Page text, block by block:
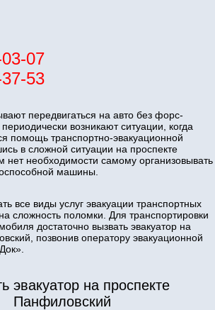
07
53
передвигаться на авто без форс-
возникают ситуации, когда
помощь транспортно-эвакуационной
в сложной ситуации на проспекте
необходимости самому организовывать
машины.
все виды услуг эвакуации транспортных
сложность поломки. Для транспортировки
достаточно вызвать эвакуатор на
позвонив оператору эвакуационной
эвакуатор на проспекте
Панфиловский